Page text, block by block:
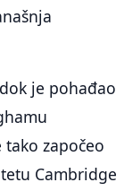
je pohađao
započeo
Cambridge